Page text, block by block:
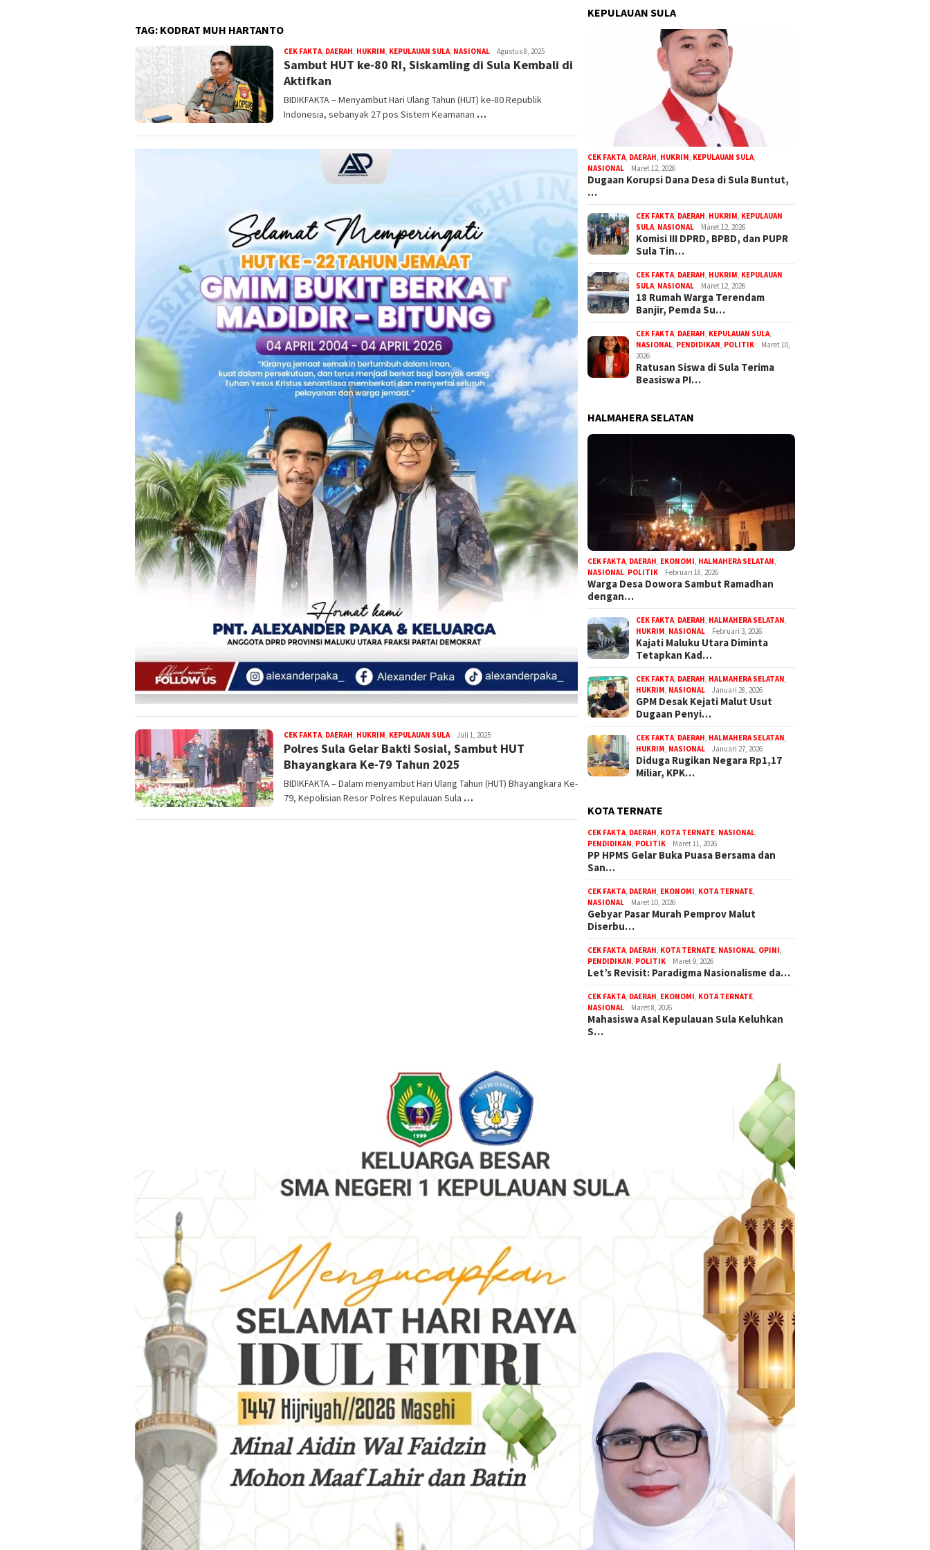
TAG: KODRAT MUH HARTANTO
CEK FAKTA, DAERAH, HUKRIM, KEPULAUAN SULA, NASIONAL bidikfakta.id
Agustus 8, 2025
Sambut HUT ke-80 RI, Siskamling di Sula Kembali di
Aktifkan
BIDIKFAKTA – Menyambut Hari Ulang Tahun (HUT) ke-80 Republik
Indonesia, sebanyak 27 pos Sistem Keamanan …
CEK FAKTA DAERAH HUKRIM KEPULAUAN SULA bidikfakta.id
Juli 1, 2025
Polres Sula Gelar Bakti Sosial, Sambut HUT
Bhayangkara Ke-79 Tahun 2025
BIDIKFAKTA – Dalam menyambut Hari Ulang Tahun (HUT) Bhayangkara Ke-
79, Kepolisian Resor Polres Kepulauan Sula …
KEPULAUAN SULA
CEK FAKTA DAERAH HUKRIM KEPULAUAN SULA
NASIONAL
Maret 12, 2026
Dugaan Korupsi Dana Desa di Sula Buntut,
…
CEK FAKTA DAERAH HUKRIM KEPULAUAN
SULA NASIONAL Maret 12, 2026
Komisi III DPRD, BPBD, dan PUPR
Sula Tin…
CEK FAKTA DAERAH HUKRIM KEPULAUAN
SULA NASIONAL Maret 12, 2026
18 Rumah Warga Terendam
Banjir, Pemda Su…
CEK FAKTA DAERAH KEPULAUAN SULA
NASIONAL PENDIDIKAN POLITIK
Maret 10,
2026
Ratusan Siswa di Sula Terima
Beasiswa PI…
HALMAHERA SELATAN
CEK FAKTA, DAERAH, EKONOMI, HALMAHERA SELATAN,
NASIONAL, POLITIK Februari 18, 2026
Warga Desa Dowora Sambut Ramadhan
dengan…
CEK FAKTA, DAERAH, HALMAHERA SELATAN,
HUKRIM, NASIONAL Februari 3, 2026
Kajati Maluku Utara Diminta
Tetapkan Kad…
CEK FAKTA, DAERAH, HALMAHERA SELATAN,
HUKRIM, NASIONAL Januari 28, 2026
GPM Desak Kejati Malut Usut
Dugaan Penyi…
CEK FAKTA, DAERAH, HALMAHERA SELATAN,
HUKRIM, NASIONAL Januari 27, 2026
Diduga Rugikan Negara Rp1,17
Miliar, KPK…
KOTA TERNATE
CEK FAKTA, DAERAH, KOTA TERNATE, NASIONAL,
PENDIDIKAN, POLITIK Maret 11, 2026
PP HPMS Gelar Buka Puasa Bersama dan
San…
CEK FAKTA, DAERAH, EKONOMI, KOTA TERNATE,
NASIONAL
Maret 10, 2026
Gebyar Pasar Murah Pemprov Malut
Diserbu…
CEK FAKTA, DAERAH, KOTA TERNATE, NASIONAL, OPINI,
PENDIDIKAN, POLITIK Maret 9, 2026
Let’s Revisit: Paradigma Nasionalisme da…
CEK FAKTA, DAERAH, EKONOMI, KOTA TERNATE,
NASIONAL
Maret 8, 2026
Mahasiswa Asal Kepulauan Sula Keluhkan
S…